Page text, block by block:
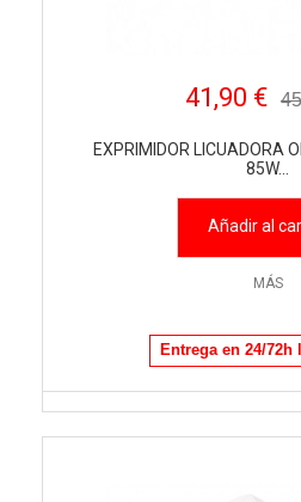
41,90 €
EXPRIMIDOR LICUADORA
85W...
Añadir al
MÁS
Entrega en 24/72h